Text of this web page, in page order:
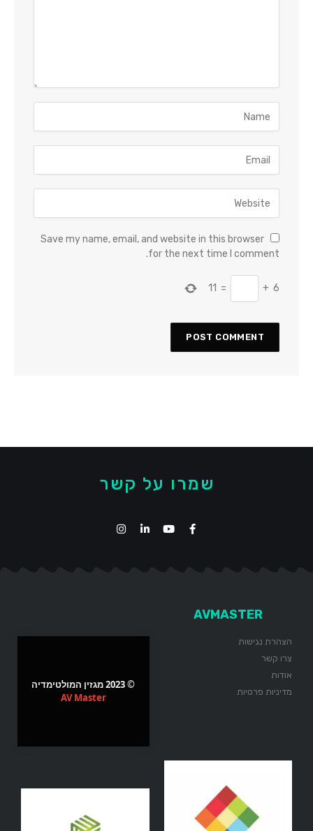
Save my name, email, and website in this browser
for the next time I comment.
6
+
=
11
שמרו על קשר
AVMASTER
הצהרת נגישות
צרו קשר
אודות
מדיניות פרטיות
© 2023 מגזין המולטימדיה
AV Master